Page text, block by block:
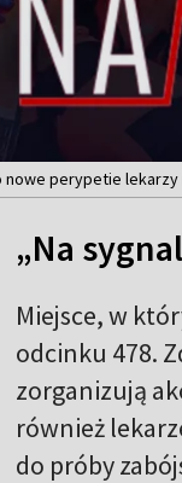
nowe perypetie
„Na
Miejsce, w
odcinku 478.
zorganizują
również
do próby